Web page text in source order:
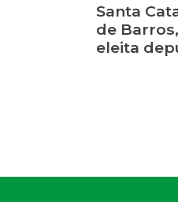
Santa
de
eleita